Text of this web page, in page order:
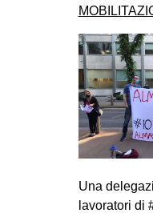
Una
lavoratori di